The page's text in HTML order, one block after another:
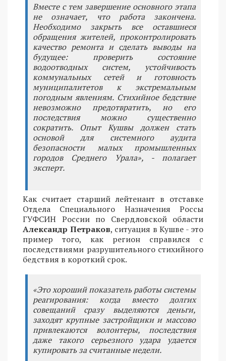
Вместе с тем завершение основного этапа
не означает, что работа закончена.
Необходимо закрыть все оставшиеся
обращения жителей, проконтролировать
качество ремонта и сделать выводы на
будущее: проверить состояние
водоотводных систем, устойчивость
коммунальных сетей и готовность
муниципалитетов к экстремальным
погодным явлениям. Стихийное бедствие
невозможно предотвратить, но его
последствия можно существенно
сократить. Опыт Кушвы должен стать
основой для системного аудита
безопасности малых промышленных
городов Среднего Урала», - полагает
эксперт.
Как считает старший лейтенант в отставке
Отдела Специального Назначения Россы
ГУФСИН России по Свердловской области
Александр Петраков, ситуация в Кушве - это
пример того, как регион справился с
последствиями разрушительного стихийного
бедствия в короткий срок.
«Это хороший показатель работы системы
реагирования: когда вместо долгих
совещаний сразу выделяются деньги,
заходят крупные застройщики и массово
привлекаются волонтеры, последствия
даже такого серьезного удара удается
купировать за считанные недели.